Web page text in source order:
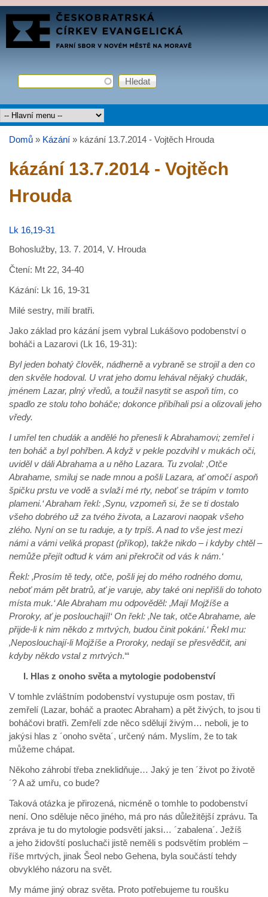
Přejít k hlavnímu obsahu
FARNÍ
SBOR
Vyhledávání
Hledat
Hlavní menu
Domů » Kázání » kázání 13.7.2014 - Vojtěch Hrouda
kázání 13.7.2014 - Vojtěch
Hrouda
Lk 16,19-31
Bohoslužby, 13. 7. 2014, V. Hrouda
Čtení: Mt 22, 34-40
Kázání: Lk 16, 19-31
Milé sestry, milí bratři.
Jako základ pro kázání jsem vybral Lukášovo podobenství o
boháči a Lazarovi (Lk 16, 19-31):
Byl jeden bohatý člověk, nádherně a vybraně se strojil a den co
den skvěle hodoval. U vrat jeho domu lehával nějaký chudák,
jménem Lazar, plný vředů, a toužil nasytit se aspoň tím, co
spadlo ze stolu toho boháče; dokonce přibíhali psi a olizovali jeho
vředy.
I umřel ten chudák a andělé ho přenesli k Abrahamovi; zemřel i
ten boháč a byl pohřben. A když v pekle pozdvihl v mukách oči,
uviděl v dáli Abrahama a u něho Lazara. Tu zvolal: ‚Otče
Abrahame, smiluj se nade mnou a pošli Lazara, ať omočí aspoň
špičku prstu ve vodě a svlaží mé rty, neboť se trápím v tomto
plameni.‘ Abraham řekl: ‚Synu, vzpomeň si, že se ti dostalo
všeho dobrého už za tvého života, a Lazarovi naopak všeho
zlého. Nyní on se tu raduje, a ty trpíš. A nad to vše jest mezi
námi a vámi veliká propast (příkop), takže nikdo – i kdyby chtěl –
nemůže přejít odtud k vám ani překročit od vás k nám.‘
Řekl: ‚Prosím tě tedy, otče, pošli jej do mého rodného domu,
neboť mám pět bratrů, ať je varuje, aby také oni nepřišli do tohoto
místa muk.‘ Ale Abraham mu odpověděl: ‚Mají Mojžíše a
Proroky, ať je poslouchají!‘ On řekl: ‚Ne tak, otče Abrahame, ale
přijde-li k nim někdo z mrtvých, budou činit pokání.‘ Řekl mu:
‚Neposlouchají-li Mojžíše a Proroky, nedají se přesvědčit, ani
kdyby někdo vstal z mrtvých.‘“
I. Hlas z onoho světa a mytologie podobenství
V tomhle zvláštním podobenství vystupuje osm postav, tři
zemřelí (Lazar, boháč a praotec Abraham) a pět živých, to jsou ti
boháčovi bratři. Zemřelí zde něco sdělují živým… neboli, je to
jakýsi hlas z ´onoho světa´, určený nám. Myslím, že to tak
můžeme chápat.
Někoho záhrobí třeba zneklidňuje… Jaký je ten ´život po životě
´? A až umřu, co bude?
Taková otázka je přirozená, nicméně o tomhle to podobenství
není. Ono sděluje něco jiného, má pro nás důležitější zprávu. Ta
zpráva je tu do mytologie podsvětí jaksi… ´zabalena´. Ježíš
a jeho židovští posluchači jistě neměli s podsvětím problém –
říše mrtvých, jinak Šeol nebo Gehena, byla součástí tehdy
obvyklého názoru na svět.
My máme jiný obraz světa. Proto potřebujeme tu roušku